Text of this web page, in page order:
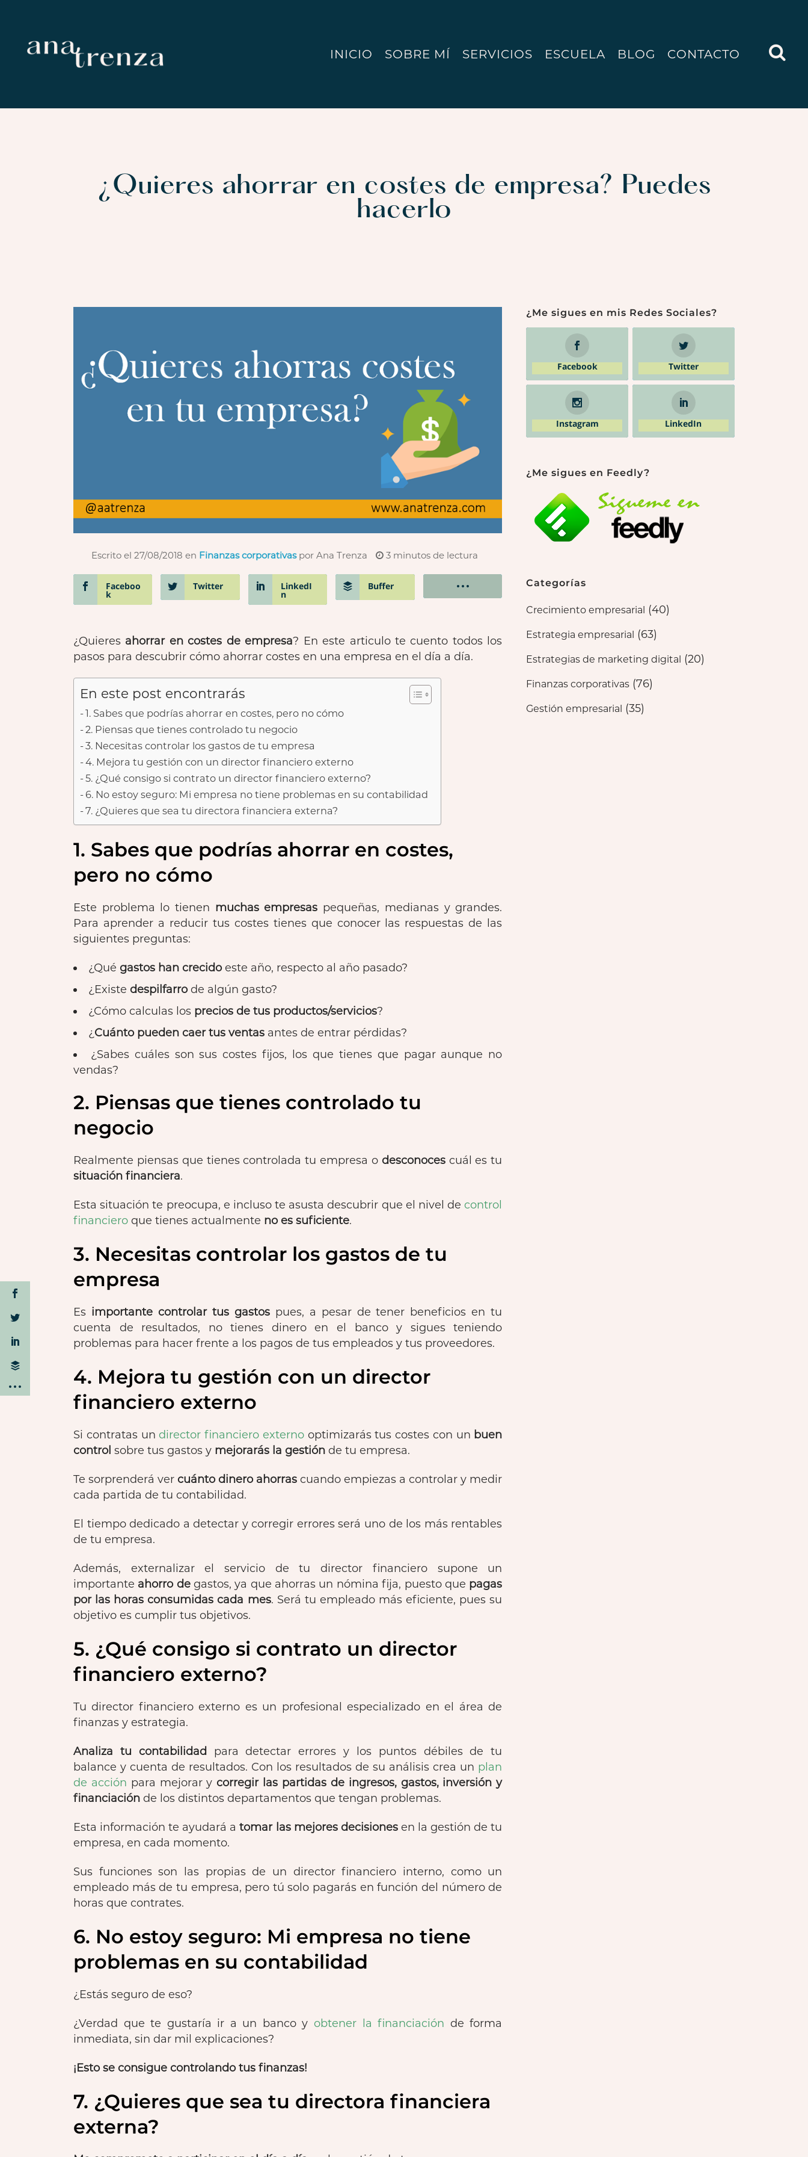
INICIO SOBRE MÍ SERVICIOS ESCUELA BLOG CONTACTO
¿Quieres ahorrar en costes de empresa? Puedes
hacerlo
Escrito el 27/08/2018 en Finanzas corporativas por Ana Trenza 3 minutos de lectura
Faceboo
k
Twitter LinkedI
n
Buffer
¿Quieres ahorrar en costes de empresa? En este articulo te cuento todos los
pasos para descubrir cómo ahorrar costes en una empresa en el día a día.
En este post encontrarás
1. Sabes que podrías ahorrar en costes, pero no cómo
2. Piensas que tienes controlado tu negocio
3. Necesitas controlar los gastos de tu empresa
4. Mejora tu gestión con un director financiero externo
5. ¿Qué consigo si contrato un director financiero externo?
6. No estoy seguro: Mi empresa no tiene problemas en su contabilidad
7. ¿Quieres que sea tu directora financiera externa?
1. Sabes que podrías ahorrar en costes,
pero no cómo
Este problema lo tienen muchas empresas pequeñas, medianas y grandes.
Para aprender a reducir tus costes tienes que conocer las respuestas de las
siguientes preguntas:
¿Qué gastos han crecidoeste año, respecto al año pasado?
¿Existe despilfarrode algún gasto?
¿Cómo calculas los precios de tus productos/servicios?
¿ Cuánto pueden caer tus ventas antes de entrar pérdidas?
¿Sabes cuáles son sus costes fijos, los que tienes que pagar aunque no
vendas?
2. Piensas que tienes controlado tu
negocio
Realmente piensas que tienes controlada tu empresa o desconocescuál es tu
situación financiera.
Esta situación te preocupa, e incluso te asusta descubrir que el nivel de control
financiero que tienes actualmente no es suficiente.
3. Necesitas controlar los gastos de tu
empresa
Es importante controlar tus gastospues, a pesar de tener beneficios en tu
cuenta de resultados, no tienes dinero en el banco y sigues teniendo
problemas para hacer frente a los pagos de tus empleados y tus proveedores.
4. Mejora tu gestión con un director
financiero externo
Si contratas un director financiero externooptimizarás tus costes con un buen
control sobre tus gastos y mejorarás la gestión de tu empresa.
Te sorprenderá vercuánto dinero ahorras cuando empiezas a controlar y medir
cada partida de tu contabilidad.
El tiempo dedicado a detectar y corregir errores será uno de los más rentables
de tu empresa.
Además, externalizar el servicio de tu director financiero supone un
importante ahorro degastos, ya que ahorras un nómina fija, puesto que pagas
por las horas consumidas cada mes. Será tu empleado más eficiente, pues su
objetivo es cumplir tus objetivos.
5. ¿Qué consigo si contrato un director
financiero externo?
Tu director financiero externo es un profesional especializado en el área de
finanzas y estrategia.
Analiza tu contabilidad para detectar errores y los puntos débiles de tu
balance y cuenta de resultados. Con los resultados de su análisis crea un plan
de acción para mejorar ycorregir las partidas de ingresos, gastos, inversión y
financiación de los distintos departamentos que tengan problemas.
Esta información te ayudará atomar las mejores decisionesen la gestión de tu
empresa, en cada momento.
Sus funciones son las propias de un director financiero interno, como un
empleado más de tu empresa, pero tú solo pagarás en función del número de
horas que contrates.
6. No estoy seguro: Mi empresa no tiene
problemas en su contabilidad
¿Estás seguro de eso?
¿Verdad que te gustaría ir a un banco y obtener la financiación de forma
inmediata, sin dar mil explicaciones?
¡Esto se consigue controlando tus finanzas!
7. ¿Quieres que sea tu directora financiera
externa?
¿Me sigues en mis Redes Sociales?
Facebook Twitter
Instagram LinkedIn
¿Me sigues en Feedly?
Categorías
Crecimiento empresarial (40)
Estrategia empresarial (63)
Estrategias de marketing digital (20)
Finanzas corporativas (76)
Gestión empresarial (35)